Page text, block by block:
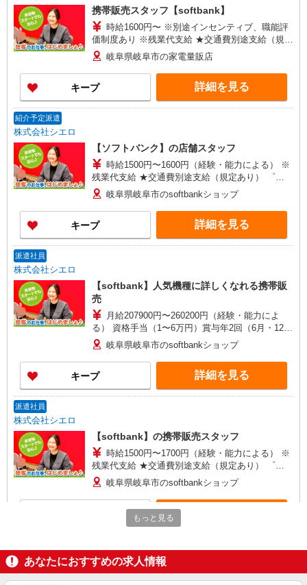
携帯販売スタッフ【softbank】
時給1600円〜 ※別途インセンティブ、職能評
価制度あり ※残業代支給 ★交通費別途支給（規定
あり） ゜+゜・。○。・゜+゜・。○。・゜+゜ 入
社祝い金10万円支給(規定有) お友達を紹介頂くと,
インセンティブ支給(規定有) ★月2回払い・週払い
可能（規程有）★ ゜・。○。・゜+゜・。○。・゜
+゜
岐阜県岐阜市の家電量販店
キープ 詳細を見る
紹介予定派遣
株式会社シエロ
【ソフトバンク】の店舗スタッフ
時給1500円〜1600円（経験・能力による） ※
残業代支給 ★交通費別途支給（規定あり） ゜
+゜・。○。・゜+゜・。○。・゜+゜ 入社祝い金10
万円支給(規定有) お友達を紹介頂くと, インセンテ
ィブ支給(規定有) ★月2回払い・週払い可能（規程
有）★ ゜・。○。・゜+゜・。○。・゜+゜
岐阜県岐阜市のsoftbankショップ
キープ 詳細を見る
派遣社員
株式会社シエロ
【softbank】人気機種に詳しくなれる携帯販
売
月給207900円〜260200円（経験・能力によ
る） 資格手当（1〜6万円）賞与年2回（6月・12
月・実績最高5.4カ月分） 未経験から入社半年で
年収400万円以上への昇給実績あり ※残業代支給
★交通費別途支給（規定あり） ゜+゜・。○。・゜
+゜・。○。・゜+゜ 入社祝い金10万円支給(規定
有) お友達を紹介頂くと, インセンティブ支給(規定
岐阜県岐阜市のsoftbankショップ
キープ 詳細を見る
派遣社員
株式会社シエロ
【softbank】の携帯販売スタッフ
時給1500円〜1700円（経験・能力による） ※
残業代支給 ★交通費別途支給（規定あり） ゜
+゜・。○。・゜+゜・。○。・゜+゜ 入社祝い金10
万円支給(規定有) お友達を紹介頂くと, インセンテ
ィブ支給(規定有) ★月2回払い・週払い可能（規程
有）★ ゜・。○。・゜+゜・。○。・゜+゜
岐阜県岐阜市のsoftbankショップ
株式会社シエロ
【ソフトバンク】の店舗スタッフ
もっと見る
あなたにおすすめの求人情報